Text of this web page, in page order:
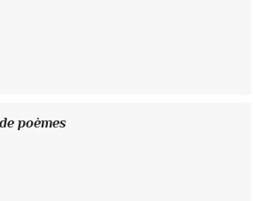
poèmes